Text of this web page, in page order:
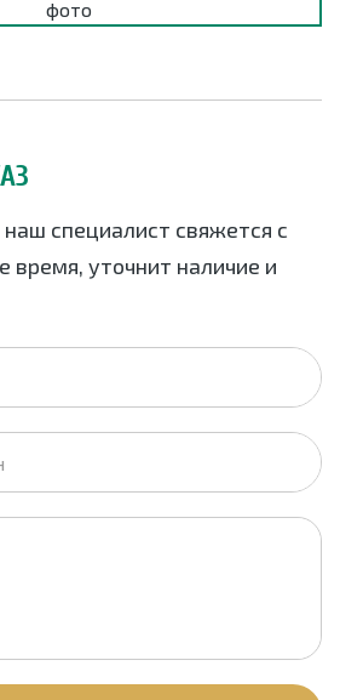
специалист свяжется с
уточнит наличие и